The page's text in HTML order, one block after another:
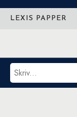
LEXIS PAPPER
Sök